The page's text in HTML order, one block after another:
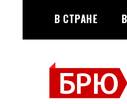
содержимому
В СТРАНЕ
Официальный
"Брюховецкие